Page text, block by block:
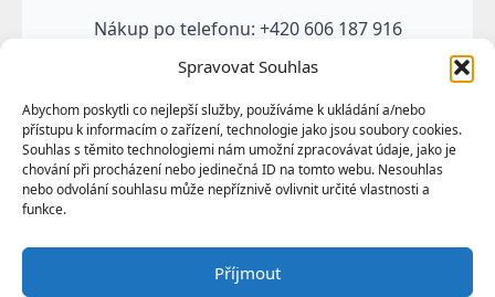
Spravovat Souhlas
Abychom poskytli co nejlepší služby, používáme k ukládání a/nebo
přístupu k informacím o zařízení, technologie jako jsou soubory cookies.
Souhlas s těmito technologiemi nám umožní zpracovávat údaje, jako je
chování při procházení nebo jedinečná ID na tomto webu. Nesouhlas
nebo odvolání souhlasu může nepříznivě ovlivnit určité vlastnosti a
funkce.
Příjmout
Nákup po telefonu: +420 606 187 916
Veškeré údaje, zejména texty a fotografie uvedené na
těchto webových stránkách jsou výtvorem a